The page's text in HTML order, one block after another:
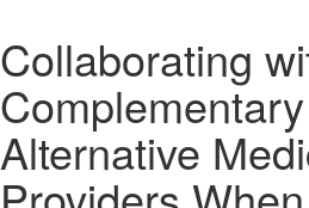
Collaborating
Alternative